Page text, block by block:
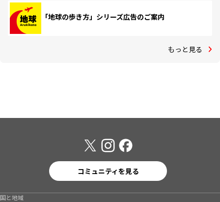
「地球の歩き方」シリーズ広告のご案内
もっと見る
コミュニティを見る
国と地域